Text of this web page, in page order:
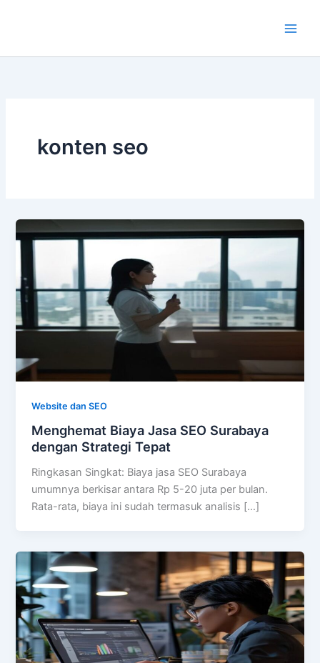
konten seo
Website dan SEO
Menghemat Biaya Jasa SEO Surabaya
dengan Strategi Tepat
Ringkasan Singkat: Biaya jasa SEO Surabaya
umumnya berkisar antara Rp 5-20 juta per bulan.
Rata-rata, biaya ini sudah termasuk analisis […]